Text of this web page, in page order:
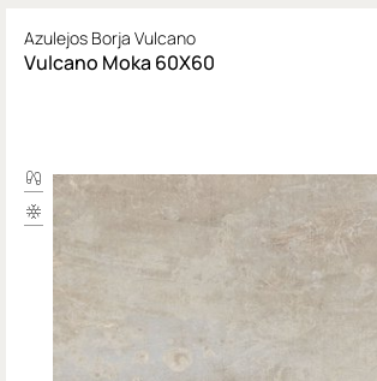
Azulejos Borja Vulcano
Vulcano Moka 60X60